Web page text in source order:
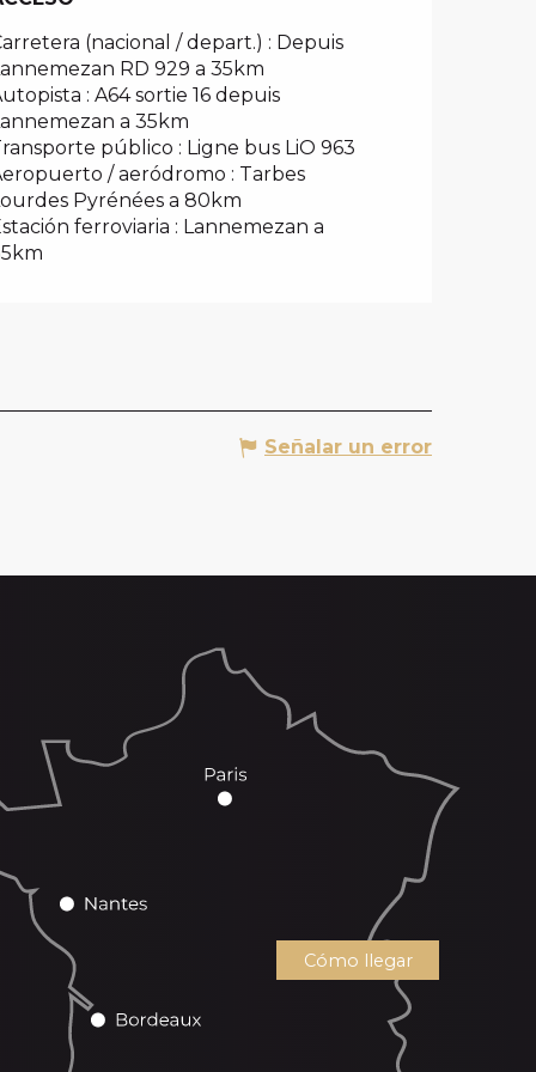
(nacional / depart.) : Depuis
RD 929 a 35km
: A64 sortie 16 depuis
a 35km
público : Ligne bus LiO 963
/ aeródromo : Tarbes
Pyrénées a 80km
ferroviaria : Lannemezan a
Señalar un error
Cómo llegar